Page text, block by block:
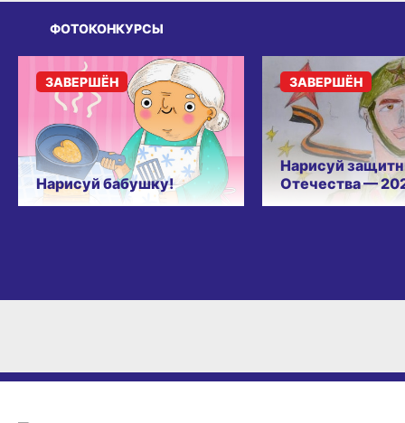
ФОТОКОНКУРСЫ
Нарисуй бабушку!
ЗАВЕРШЁН
Нарисуй
Отечества —
ЗАВЕРШЁН